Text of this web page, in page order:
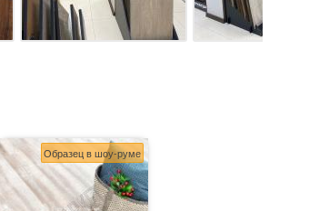
Образец в шоу-руме